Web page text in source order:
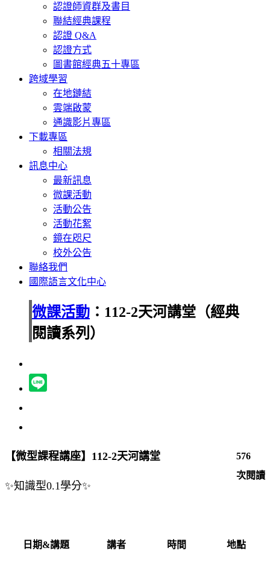
認證師資群及書目
聯結經典課程
認證 Q&A
認證方式
圖書館經典五十專區
跨域學習
在地鏈結
雲端啟蒙
通識影片專區
下載專區
相關法規
訊息中心
最新訊息
微課活動
活動公告
活動花絮
鏡在咫尺
校外公告
聯絡我們
國際語言文化中心
微課活動 ：112-2天河講堂（經典
閱讀系列）
576
次閱讀
【微型課程講座】112-2天河講堂
✨知識型0.1學分✨
日期&講題 講者 時間 地點